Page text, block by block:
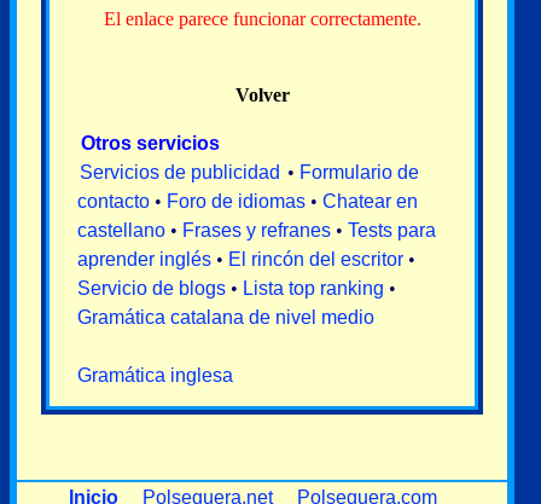
El enlace parece funcionar correctamente.
Volver
Otros servicios
Servicios de publicidad • Formulario de
contacto • Foro de idiomas • Chatear en
castellano • Frases y refranes • Tests para
aprender inglés • El rincón del escritor •
Servicio de blogs • Lista top ranking •
Gramática catalana de nivel medio
Gramática inglesa
Inicio Polseguera.net Polseguera.com